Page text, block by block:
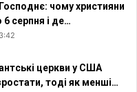
чому християни
серпня і де…
церкви у США
тоді як менші…